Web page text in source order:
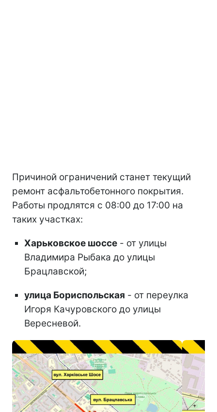
Причиной ограничений станет текущий
ремонт асфальтобетонного покрытия.
Работы продлятся с 08:00 до 17:00 на
таких участках:
Харьковское шоссе - от улицы
Владимира Рыбака до улицы
Брацлавской;
улица Бориспольская - от переулка
Игоря Качуровского до улицы
Вересневой.